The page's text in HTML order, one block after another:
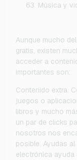
Música y
Aunque mucho
gratis, existen
acceder a
importantes son:
Contenido extra.
juegos o
libros y mucho
un par de clicks
nosotros nos
posible. Ayudas
electrónica ayuda